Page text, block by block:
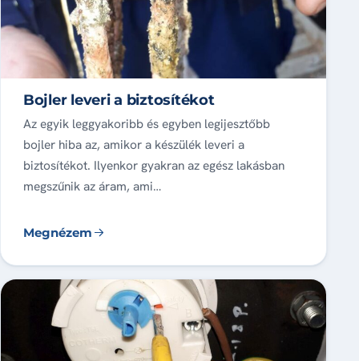
Bojler leveri a biztosítékot
Az egyik leggyakoribb és egyben legijesztőbb
bojler hiba az, amikor a készülék leveri a
biztosítékot. Ilyenkor gyakran az egész lakásban
megszűnik az áram, ami…
Megnézem